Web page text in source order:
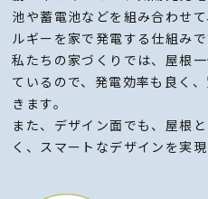
池や蓄電池などを組み合わせ
ルギーを家で発電する仕組みで
私たちの家づくりでは、屋根
ているので、発電効率も良く
きます。
また、デザイン面でも、屋根
く、スマートなデザインを実現